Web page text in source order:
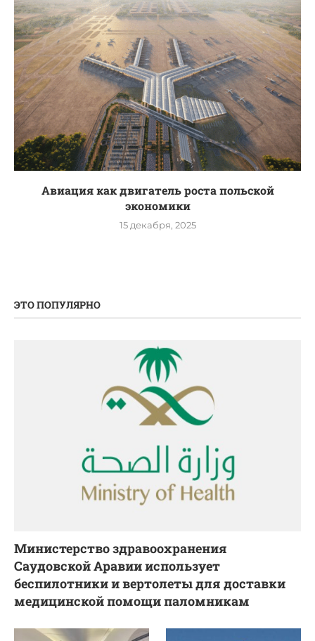
Авиация как двигатель роста польской
экономики
15 декабря, 2025
ЭТО ПОПУЛЯРНО
Министерство здравоохранения
Саудовской Аравии использует
беспилотники и вертолеты для доставки
медицинской помощи паломникам